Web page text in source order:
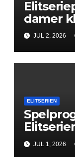
damer
Next
JUL 2, 2026
ELITSERIEN
JUL 1, 2026